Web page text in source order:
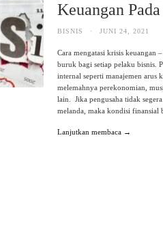
Keuangan
BISNIS · JUNI 24, 2021
Cara mengatasi krisis keuangan
buruk bagi setiap pelaku bisnis.
internal seperti manajemen arus
melemahnya perekonomian,
lain. Jika pengusaha tidak
melanda, maka kondisi finansial
Lanjutkan membaca →